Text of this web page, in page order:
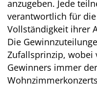
anzugeben. Jede
verantwortlich für
Vollständigkeit ihrer
Die
Zufallsprinzip, wobei
Gewinners immer